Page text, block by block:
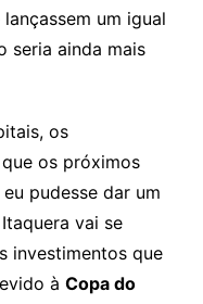
um igual
seria ainda mais
os
os próximos
pudesse dar um
vai se
investimentos que
à Copa do